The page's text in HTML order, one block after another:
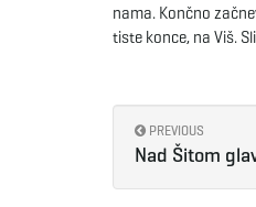
nama. Končno
tiste konce, na Viš.
PREVIOUS
Nad Šitom